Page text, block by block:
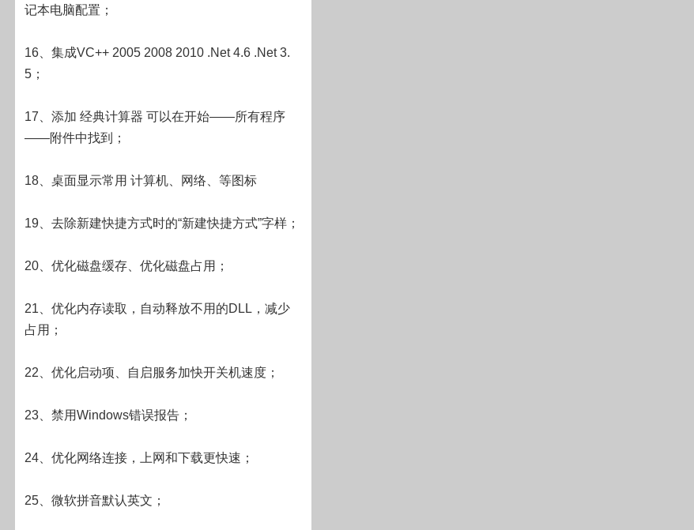
记本电脑配置；
16、集成VC++ 2005 2008 2010 .Net 4.6 .Net 3.
5；
17、添加 经典计算器 可以在开始——所有程序
——附件中找到；
18、桌面显示常用 计算机、网络、等图标
19、去除新建快捷方式时的“新建快捷方式”字样；
20、优化磁盘缓存、优化磁盘占用；
21、优化内存读取，自动释放不用的DLL，减少
占用；
22、优化启动项、自启服务加快开关机速度；
23、禁用Windows错误报告；
24、优化网络连接，上网和下载更快速；
25、微软拼音默认英文；